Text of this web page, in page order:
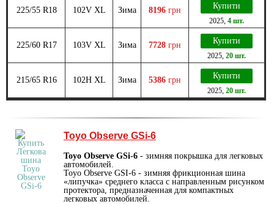
225/55 R18 102V XL Зима 8196 грн Купити
2025 4 шт.
225/60 R17 103V XL Зима 7728 грн Купити
2025 20 шт.
215/65 R16 102H XL Зима 5386 грн Купити
2025 20 шт.
Toyo Observe GSi-6
Toyo Observe GSi-6 - зимняя покрышка для легковых
автомобилей.
Toyo Observe GSI-6 - зимняя фрикционная шина
«липучка» среднего класса с направленным рисунком
протектора, предназначенная для компактных
легковых автомобилей.